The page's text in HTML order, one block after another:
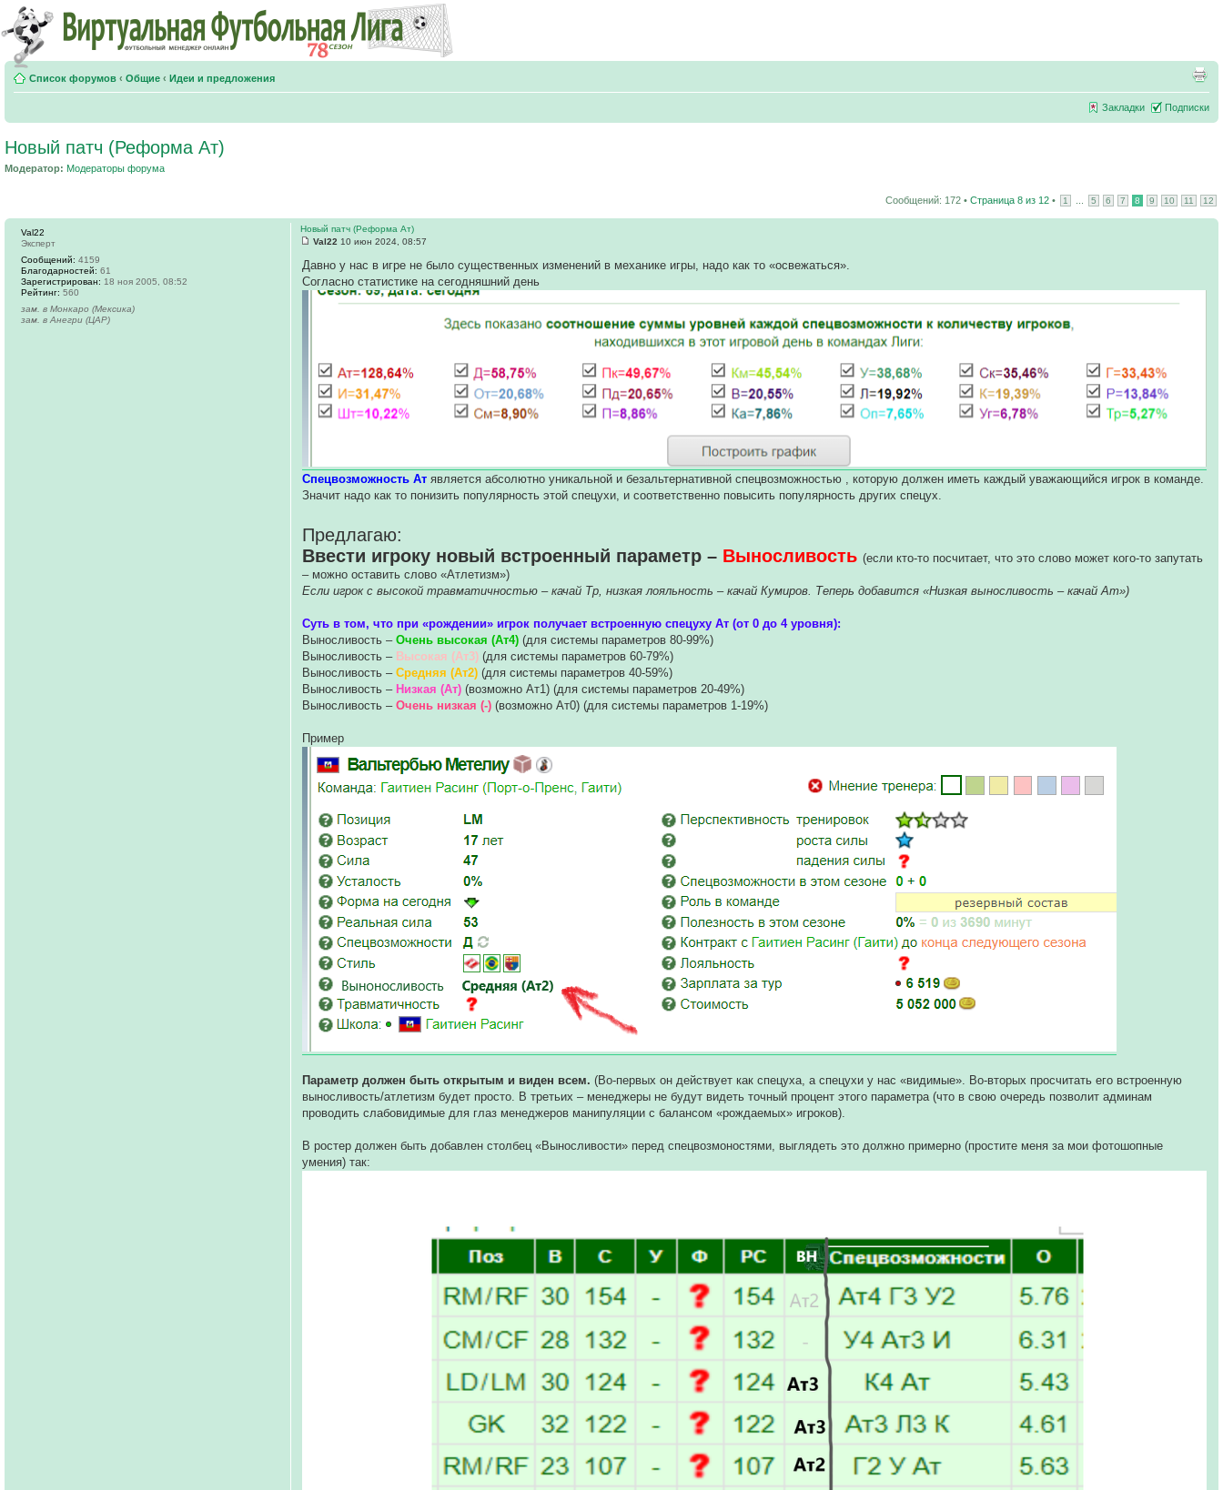
Список форумов ‹ Общие ‹ Идеи и предложения
Закладки Подписки
Новый патч (Реформа Ат)
Модератор: Модераторы форума
Сообщений: 172 • Страница 8 из 12 • 1 5 6 7 8 9 10 11 12
Новый патч (Реформа Ат)
Val22 10 июн 2024, 08:57
Давно у нас в игре не было существенных изменений в механике игры, надо как то «освежаться».
Согласно статистике на сегодняшний день
Спецвозможность Атявляется абсолютно уникальной и безальтернативной спецвозможностью , которую должен иметь каждый уважающийся игрок в команде.
Значит надо как то понизить популярность этой спецухи, и соответственно повысить популярность других спецух.
Предлагаю:
Ввести игроку новый встроенный параметр – Выносливость (если кто-то посчитает, что это слово может кого-то запутать
– можно оставить слово «Атлетизм»)
Если игрок с высокой травматичностью – качай Тр, низкая лояльность – качай Кумиров. Теперь добавится «Низкая выносливость – качай Ат»)
Суть в том, что при «рождении» игрок получает встроенную спецуху Ат (от 0 до 4 уровня):
Выносливость –Очень высокая (Ат4) (для системы параметров 80-99%)
Выносливость – Высокая (Ат3) (для системы параметров 60-79%)
Выносливость –Средняя (Ат2) (для системы параметров 40-59%)
Выносливость – Низкая (Ат) (возможно Ат1) (для системы параметров 20-49%)
Выносливость –Очень низкая (-) (возможно Ат0) (для системы параметров 1-19%)
Пример
Параметр должен быть открытым и виден всем. (Во-первых он действует как спецуха, а спецухи у нас «видимые». Во-вторых просчитать его встроенную
выносливость/атлетизм будет просто. В третьих – менеджеры не будут видеть точный процент этого параметра (что в свою очередь позволит админам
проводить слабовидимые для глаз менеджеров манипуляции с балансом «рождаемых» игроков).
В ростер должен быть добавлен столбец «Выносливости» перед спецвозмоностями, выглядеть это должно примерно (простите меня за мои фотошопные
умения) так:
Val22
Эксперт
Сообщений: 4159
Благодарностей: 61
Зарегистрирован: 18 ноя 2005, 08:52
Рейтинг: 560
зам. в Монкаро (Мексика)
зам. в Анегри (ЦАР)